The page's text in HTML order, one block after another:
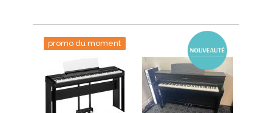
promo du moment